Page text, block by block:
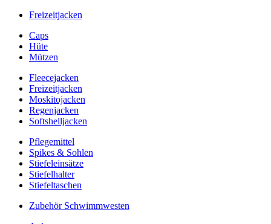
Freizeitjacken
Caps
Hüte
Mützen
Fleecejacken
Freizeitjacken
Moskitojacken
Regenjacken
Softshelljacken
Pflegemittel
Spikes & Sohlen
Stiefeleinsätze
Stiefelhalter
Stiefeltaschen
Zubehör Schwimmwesten